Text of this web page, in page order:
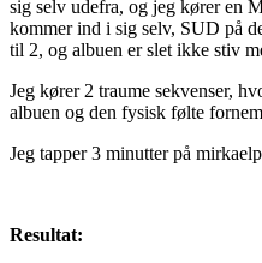
sig selv udefra, og jeg kører en
kommer ind i sig selv, SUD på
til 2, og albuen er slet ikke stiv
Jeg kører 2 traume sekvenser,
albuen og den fysisk følte
Jeg tapper 3 minutter på
Resultat: